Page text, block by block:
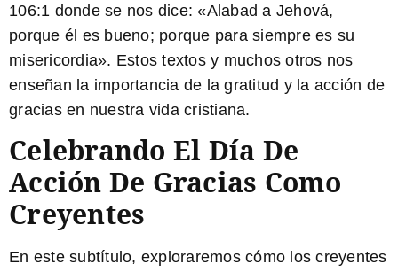
106:1 donde se nos dice: «Alabad a Jehová,
porque él es bueno; porque para siempre es su
misericordia». Estos textos y muchos otros nos
enseñan la importancia de la gratitud y la acción de
gracias en nuestra vida cristiana.
Celebrando El Día De
Acción De Gracias Como
Creyentes
En este subtítulo, exploraremos cómo los creyentes